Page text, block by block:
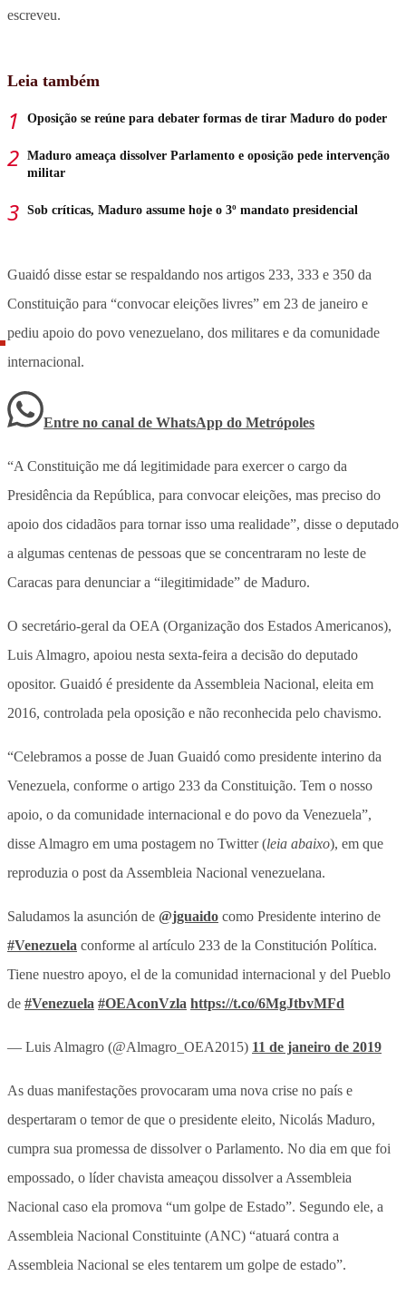
escreveu.
Leia também
Oposição se reúne para debater formas de tirar Maduro do poder
Maduro ameaça dissolver Parlamento e oposição pede intervenção
militar
Sob críticas, Maduro assume hoje o 3º mandato presidencial
Guaidó disse estar se respaldando nos artigos 233, 333 e 350 da
Constituição para “convocar eleições livres” em 23 de janeiro e
pediu apoio do povo venezuelano, dos militares e da comunidade
internacional.
Entre no canal de WhatsApp do Metrópoles
“A Constituição me dá legitimidade para exercer o cargo da
Presidência da República, para convocar eleições, mas preciso do
apoio dos cidadãos para tornar isso uma realidade”, disse o deputado
a algumas centenas de pessoas que se concentraram no leste de
Caracas para denunciar a “ilegitimidade” de Maduro.
O secretário-geral da OEA (Organização dos Estados Americanos),
Luis Almagro, apoiou nesta sexta-feira a decisão do deputado
opositor. Guaidó é presidente da Assembleia Nacional, eleita em
2016, controlada pela oposição e não reconhecida pelo chavismo.
“Celebramos a posse de Juan Guaidó como presidente interino da
Venezuela, conforme o artigo 233 da Constituição. Tem o nosso
apoio, o da comunidade internacional e do povo da Venezuela”,
disse Almagro em uma postagem no Twitter (leia abaixo), em que
reproduzia o post da Assembleia Nacional venezuelana.
Saludamos la asunción de @jguaido como Presidente interino de
#Venezuela conforme al artículo 233 de la Constitución Política.
Tiene nuestro apoyo, el de la comunidad internacional y del Pueblo
de #Venezuela #OEAconVzla https://t.co/6MgJtbvMFd
— Luis Almagro (@Almagro_OEA2015) 11 de janeiro de 2019
As duas manifestações provocaram uma nova crise no país e
despertaram o temor de que o presidente eleito, Nicolás Maduro,
cumpra sua promessa de dissolver o Parlamento. No dia em que foi
empossado, o líder chavista ameaçou dissolver a Assembleia
Nacional caso ela promova “um golpe de Estado”. Segundo ele, a
Assembleia Nacional Constituinte (ANC) “atuará contra a
Assembleia Nacional se eles tentarem um golpe de estado”.